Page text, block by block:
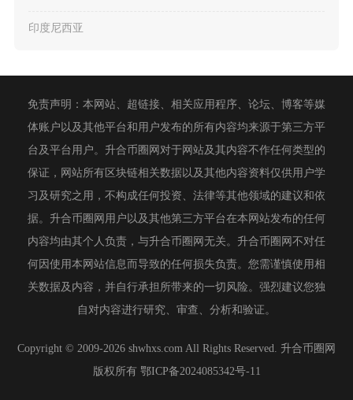
印度尼西亚
免责声明：本网站、超链接、相关应用程序、论坛、博客等媒
体账户以及其他平台和用户发布的所有内容均来源于第三方平
台及平台用户。升合币圈网对于网站及其内容不作任何类型的
保证，网站所有区块链相关数据以及其他内容资料仅供用户学
习及研究之用，不构成任何投资、法律等其他领域的建议和依
据。升合币圈网用户以及其他第三方平台在本网站发布的任何
内容均由其个人负责，与升合币圈网无关。升合币圈网不对任
何因使用本网站信息而导致的任何损失负责。您需谨慎使用相
关数据及内容，并自行承担所带来的一切风险。强烈建议您独
自对内容进行研究、审查、分析和验证。
Copyright © 2009-2026 shwhxs.com All Rights Reserved. 升合币圈网
版权所有 鄂ICP备2024085342号-11